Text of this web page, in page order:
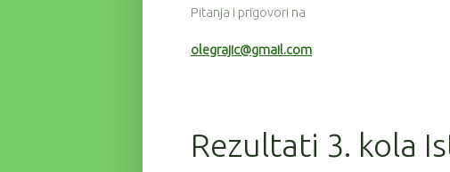
Pitanja i prigovori na
olegrajic@gmail.com
Rezultati 3. kola